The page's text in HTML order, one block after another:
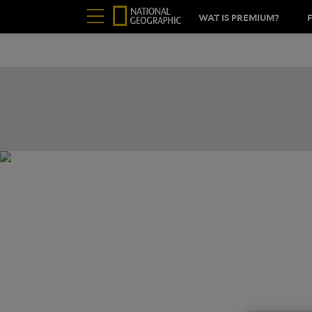
WAT IS PREMIUM?